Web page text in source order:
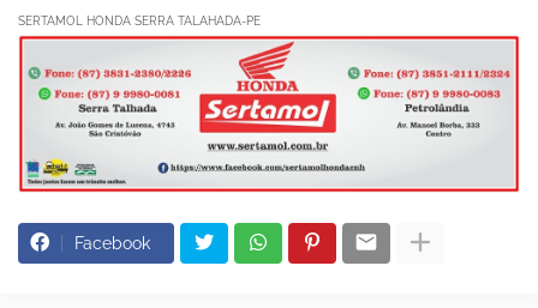
SERTAMOL HONDA SERRA TALAHADA-PE
Facebook